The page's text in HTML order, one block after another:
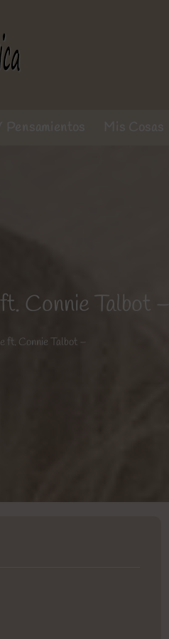
Connie Talbot –
ft. Connie Talbot –